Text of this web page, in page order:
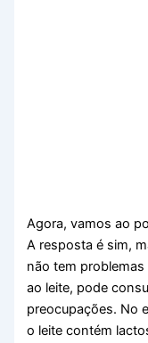
Agora, vamos ao
A resposta é sim,
não tem
ao leite, pode
preocupações. No
o leite contém